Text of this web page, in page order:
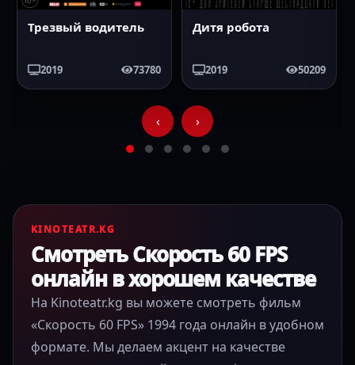
Дитя робота
2019 50209
Проклятие
2018 25149
‹ ›
KINOTEATR.KG
Смотреть Скорость 60 FPS
онлайн в хорошем качестве
На Kinoteatr.kg вы можете смотреть фильм
«Скорость 60 FPS» 1994 года онлайн в удобном
формате. Мы делаем акцент на качестве